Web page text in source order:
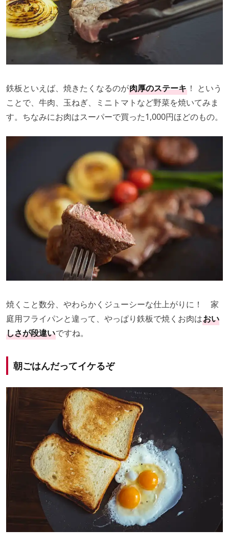
鉄板といえば、焼きたくなるのが肉厚のステーキ ！ という
ことで、牛肉、玉ねぎ、ミニトマトなど野菜を焼いてみま
す。ちなみにお肉はスーパーで買った1,000円ほどのもの。
焼くこと数分、やわらかくジューシーな仕上がりに！ 家
庭用フライパンと違って、やっぱり鉄板で焼くお肉はおい
しさが段違いですね。
朝ごはんだってイケるぞ